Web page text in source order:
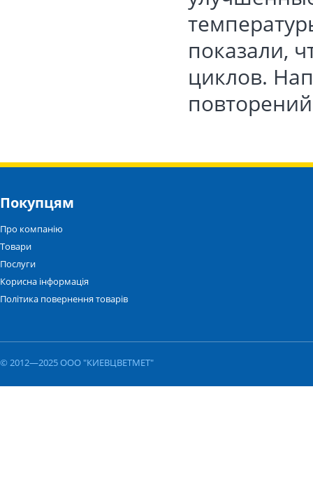
показали,
циклов.
Покупцям
Про компанію
Товари
Послуги
Корисна інформація
Політика повернення товарів
© 2012—2025 ООО "КИЕВЦВЕТМЕТ"